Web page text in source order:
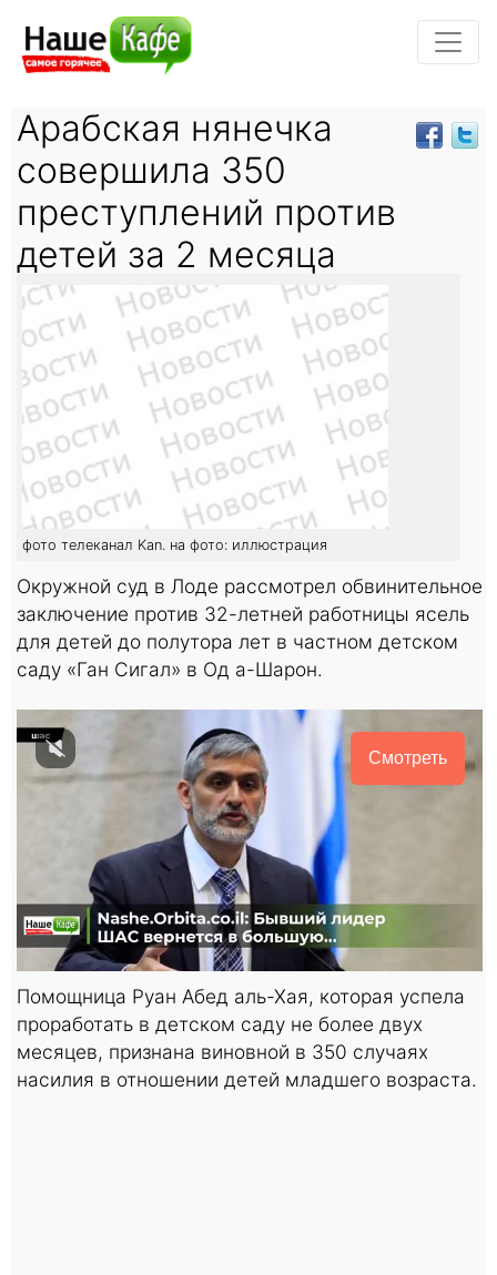
Арабская нянечка
совершила 350
преступлений против
детей за 2 месяца
фото телеканал Kan. на фото: иллюстрация
Окружной суд в Лоде рассмотрел обвинительное
заключение против 32-летней работницы ясель
для детей до полутора лет в частном детском
саду «Ган Сигал» в Од а-Шарон.
Смотреть
Помощница Руан Абед аль-Хая, которая успела
проработать в детском саду не более двух
месяцев, признана виновной в 350 случаях
насилия в отношении детей младшего возраста.